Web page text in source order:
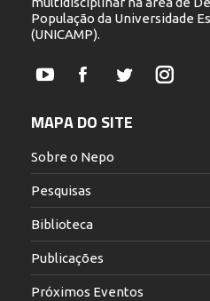
População da Universidade
(UNICAMP).
YouTubeFacebookTwitter
MAPA DO SITE
Sobre o Nepo
Pesquisas
Biblioteca
Publicações
Próximos Eventos